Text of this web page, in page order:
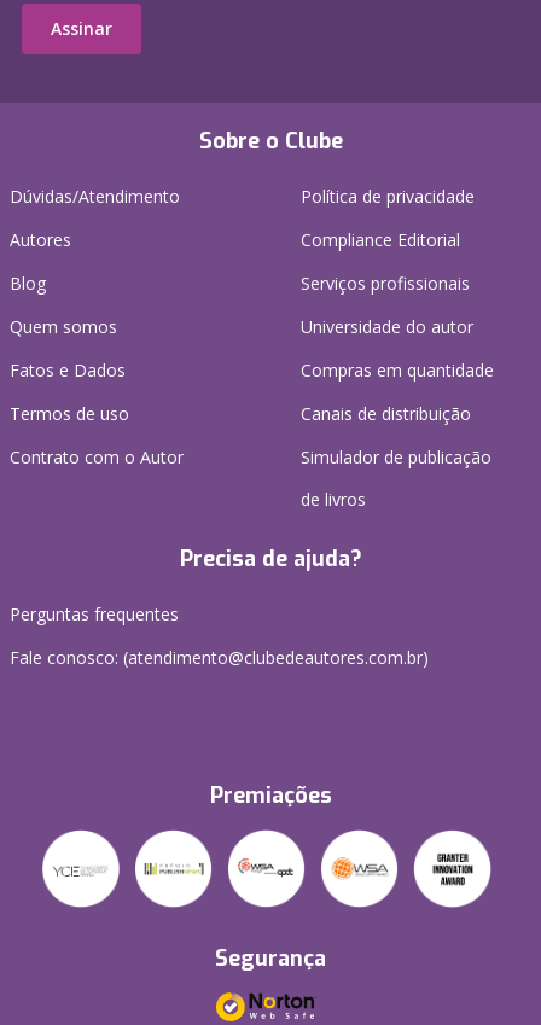
Sobre o Clube
Dúvidas/Atendimento
Autores
Blog
Quem somos
Fatos e Dados
Termos de uso
Contrato com o Autor
Política de privacidade
Compliance Editorial
Serviços profissionais
Universidade do autor
Compras em quantidade
Canais de distribuição
Simulador de publicação
de livros
Precisa de ajuda?
Perguntas frequentes
Fale conosco: (atendimento@clubedeautores.com.br)
Premiações
Segurança
Assinar